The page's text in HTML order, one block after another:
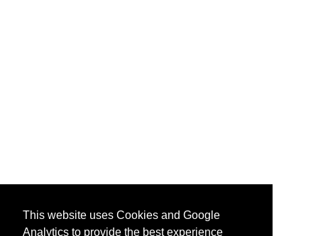
This website uses Cookies and Google
Analytics to provide the best experience